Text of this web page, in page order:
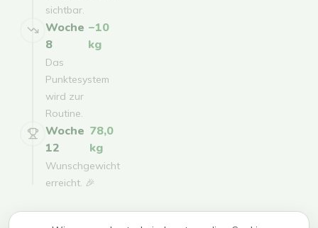
sichtbar.
Woche
8
−10
kg
Das
Punktesystem
wird zur
Routine.
Woche
12
78,0
kg
Wunschgewicht
erreicht. 🎉